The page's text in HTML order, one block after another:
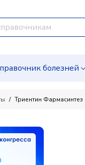
болезней
Триентин Фармасинтез